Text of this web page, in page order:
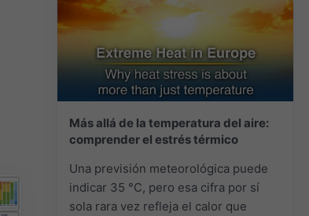
Más allá de la temperatura del aire:
comprender el estrés térmico
Una previsión meteorológica puede
indicar 35 °C, pero esa cifra por sí
sola rara vez refleja el calor que